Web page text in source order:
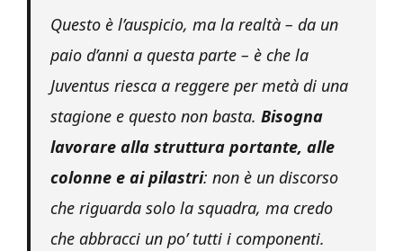
Questo è l’auspicio, ma la realtà – da un
paio d’anni a questa parte – è che la
Juventus riesca a reggere per metà di una
stagione e questo non basta. Bisogna
lavorare alla struttura portante, alle
colonne e ai pilastri: non è un discorso
che riguarda solo la squadra, ma credo
che abbracci un po’ tutti i componenti.